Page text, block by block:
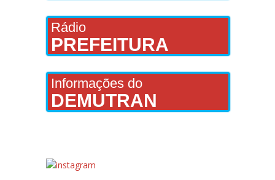
Rádio
PREFEITURA
Informações do
DEMUTRAN